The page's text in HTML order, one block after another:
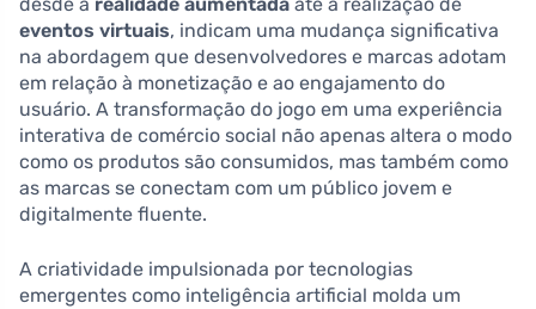
eventos virtuais, indicam uma mudança significativa
na abordagem que desenvolvedores e marcas adotam
em relação à monetização e ao engajamento do
usuário. A transformação do jogo em uma experiência
interativa de comércio social não apenas altera o modo
como os produtos são consumidos, mas também como
as marcas se conectam com um público jovem e
digitalmente fluente.
A criatividade impulsionada por tecnologias
emergentes como inteligência artificial molda um